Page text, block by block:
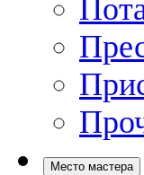
Место мастера